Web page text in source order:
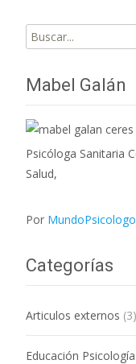
Buscar
por:
Mabel Galán
Psicóloga Sanitaria
Salud,
Por
Categorías
Articulos externos (3)
Educación Psicología